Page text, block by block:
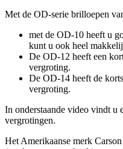
Met de OD-serie brilloepen
met de OD-10 heeft u
kunt u ook heel
De OD-12 heeft een
vergroting.
De OD-14 heeft de
vergroting.
In onderstaande video vindt u
vergrotingen.
Het Amerikaanse merk